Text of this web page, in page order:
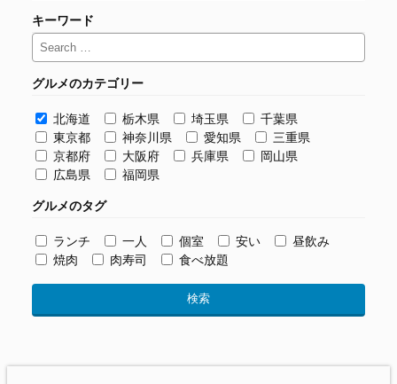
キーワード
グルメのカテゴリー
北海道 栃木県 埼玉県
千葉県
東京都
神奈川県 愛知県
三重県
京都府
大阪府 兵庫県
岡山県
広島県
福岡県
グルメのタグ
ランチ 一人 個室 安い
昼飲み
焼肉
肉寿司 食べ放題